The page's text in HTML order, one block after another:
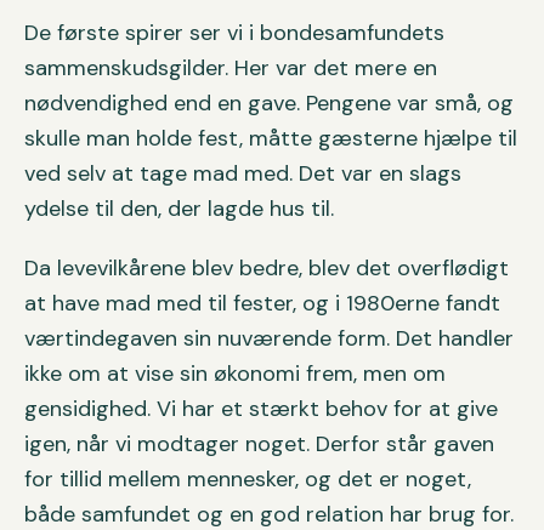
De første spirer ser vi i bondesamfundets
sammenskudsgilder. Her var det mere en
nødvendighed end en gave. Pengene var små, og
skulle man holde fest, måtte gæsterne hjælpe til
ved selv at tage mad med. Det var en slags
ydelse til den, der lagde hus til.
Da levevilkårene blev bedre, blev det overflødigt
at have mad med til fester, og i 1980erne fandt
værtindegaven sin nuværende form. Det handler
ikke om at vise sin økonomi frem, men om
gensidighed. Vi har et stærkt behov for at give
igen, når vi modtager noget. Derfor står gaven
for tillid mellem mennesker, og det er noget,
både samfundet og en god relation har brug for.